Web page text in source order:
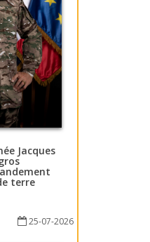
Jacques
terre
25-07-2026